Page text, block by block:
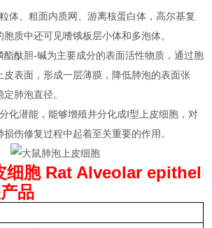
体、粗面内质网、游离核蛋白体，高尔基复
质中还可见嗜锇板层小体和多泡体。
酯酞胆-碱为主要成分的表面活性物质，通过胞
皮表面，形成一层薄膜，降低肺泡的表面张
肺泡直径。
化潜能，能够增殖并分化成Ⅰ型上皮细胞，对
伤修复过程中起着至关重要的作用。
细胞Rat Alveolar epithel
品